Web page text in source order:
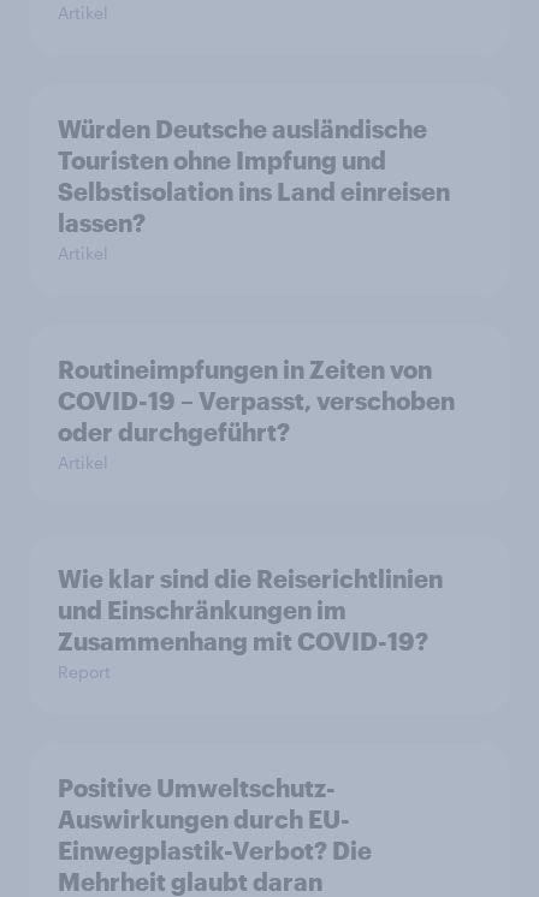
Artikel
Würden Deutsche ausländische
Touristen ohne Impfung und
Selbstisolation ins Land einreisen
lassen?
Artikel
Routineimpfungen in Zeiten von
COVID-19 – Verpasst, verschoben
oder durchgeführt?
Artikel
Wie klar sind die Reiserichtlinien
und Einschränkungen im
Zusammenhang mit COVID-19?
Report
Positive Umweltschutz-
Auswirkungen durch EU-
Einwegplastik-Verbot? Die
Mehrheit glaubt daran